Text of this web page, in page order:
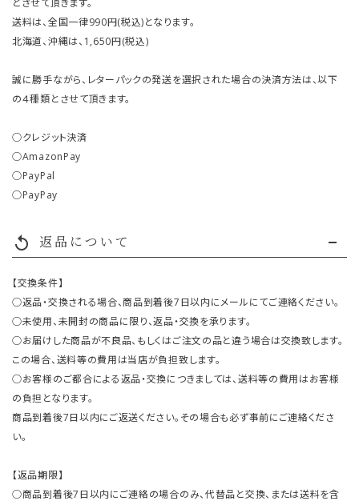
送料は、全国一律990円(税込)となります。
北海道、沖縄は、1,650円(税込)
誠に勝手ながら、レターパックの発送を選択された場合の決済方法は、以下
の４種類とさせて頂きます。
○クレジット決済
○AmazonPay
○PayPal
○PayPay
replay 返品について
【交換条件】
○返品・交換される場合、商品到着後7日以内にメールにてご連絡ください。
○未使用、未開封の商品に限り、返品・交換を承ります。
○お届けした商品が不良品、もしくはご注文の品と違う場合は交換致します。
この場合、送料等の費用は当店が負担致します。
○お客様のご都合による返品・交換につきましては、送料等の費用はお客様
の負担となります。
商品到着後7日以内にご返送ください。その場合も必ず事前にご連絡くださ
い。
【返品期限】
○商品到着後7日以内にご連絡の場合のみ、代替品と交換、または送料を含